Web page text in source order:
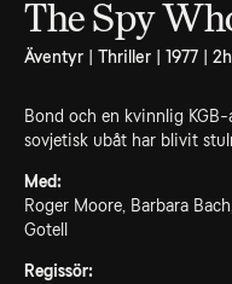
The Spy
Äventyr | Thriller | 1977 |
Bond och en kvinnlig
sovjetisk ubåt har blivit
Med:
Roger Moore, Barbara
Gotell
Regissör: